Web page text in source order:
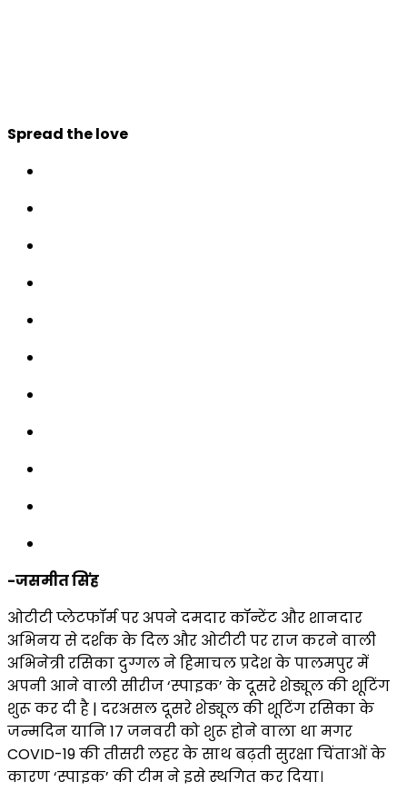
Spread the love
-जसमीत सिंह
ओटीटी प्लेटफॉर्म पर अपने दमदार कॉन्टेंट और शानदार
अभिनय से दर्शक के दिल और ओटीटी पर राज करने वाली
अभिनेत्री रसिका दुग्गल ने हिमाचल प्रदेश के पालमपुर में
अपनी आने वाली सीरीज ‘स्पाइक’ के दूसरे शेड्यूल की शूटिंग
शुरू कर दी है | दरअसल दूसरे शेड्यूल की शूटिंग रसिका के
जन्मदिन यानि 17 जनवरी को शुरू होने वाला था मगर
COVID-19 की तीसरी लहर के साथ बढ़ती सुरक्षा चिंताओं के
कारण ‘स्पाइक’ की टीम ने इसे स्थगित कर दिया।